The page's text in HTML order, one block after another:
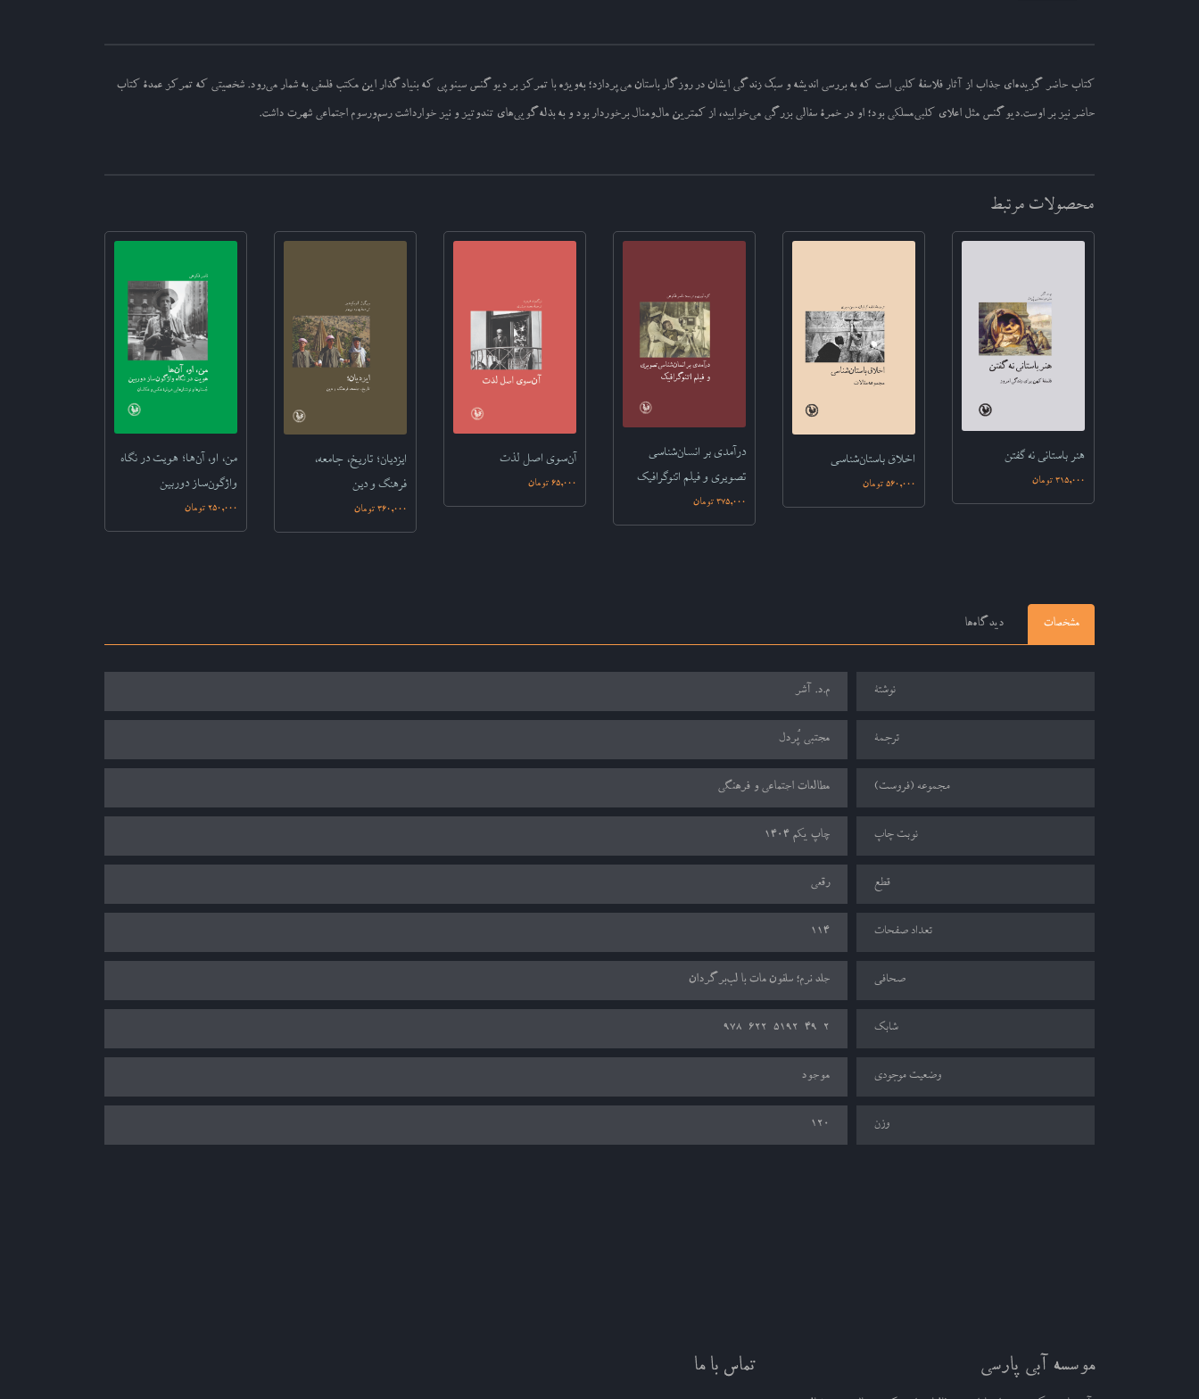
کتاب حاضر گزیده‌ای جذاب از آثار فلاسفۀ کلبی است که به بررسی اندیشه و سبک زندگی ایشان در روزگار باستان می‌پردازد؛ به‌ویژه با تمرکز بر دیوگنس سینوپی که بنیادگذار این مکتب فلسفی به شمار می‌رود. شخصیتی که تمرکز عمدۀ کتاب
حاضر نیز بر اوست.دیوگنس مثل اعلای کلبی‌مسلکی بود؛ او در خمرۀ سفالی بزرگی می‌خوابید، از کمترین مال‌ومنال برخوردار بود و به بذله‌گویی‌های تندوتیز و نیز خوارداشت رسم‌ورسوم اجتماعی شهرت داشت.
محصولات مرتبط
هنر باستانی نه گفتن
315,000 تومان
اخلاق باستان‌شناسی
560,000 تومان
درآمدى بر انسان‏‌شناسى
تصويرى ‏و فيلم اتنوگرافيک
375,000 تومان
آن‌سوی اصل لذت‌
65,000 تومان
ایزدیان؛ تاریخ، جامعه،
فرهنگ و دین‌
360,000 تومان
من، او، آن‌ها‌؛ هویت در نگاه
واژگون‌ساز دوربین‌‌
250,000 تومان
مشخصات دیدگاه‌ها
نوشتۀ م.د. آشر
ترجمۀ مجتبی پُردل
مجموعه (فروست) مطالعات اجتماعی و فرهنگی
نوبت چاپ چاپ یکم 1404
قطع رقعی
تعداد صفحات 114
صحافی جلد نرم؛ سلفون مات با لب‌برگردان
شابک 978-622-5192-49-2
وضعیت موجودی موجود
وزن 120
موسسه آبی پارسی تماس با ما